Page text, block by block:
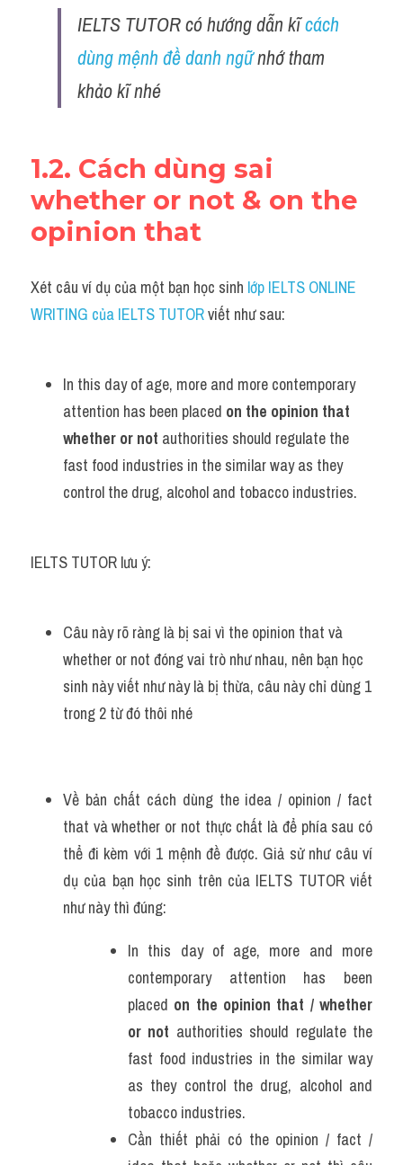
Advice
IELTS Advice
Đề thi thật Task 2
Speaking
Writing
Business
IELTS TUTOR có hướng dẫn kĩ cách
dùng mệnh đề danh ngữ nhớ tham
khảo kĩ nhé
1.2. Cách dùng sai
whether or not & on the
opinion that
Xét câu ví dụ của một bạn học sinh lớp IELTS ONLINE
WRITING của IELTS TUTOR viết như sau:
In this day of age, more and more contemporary
attention has been placed on the opinion that
whether or not authorities should regulate the
fast food industries in the similar way as they
control the drug, alcohol and tobacco industries.
IELTS TUTOR lưu ý:
Câu này rõ ràng là bị sai vì the opinion that và
whether or not đóng vai trò như nhau, nên bạn học
sinh này viết như này là bị thừa, câu này chỉ dùng 1
trong 2 từ đó thôi nhé
Về bản chất cách dùng the idea / opinion / fact
that và whether or not thực chất là để phía sau có
thể đi kèm với 1 mệnh đề được. Giả sử như câu ví
dụ của bạn học sinh trên của IELTS TUTOR viết
như này thì đúng:
In this day of age, more and more
contemporary attention has been
placed on the opinion that / whether
or not authorities should regulate the
fast food industries in the similar way
as they control the drug, alcohol and
tobacco industries.
Cần thiết phải có the opinion / fact /